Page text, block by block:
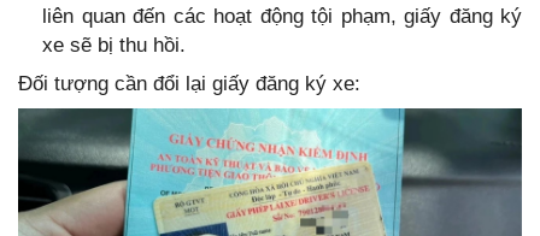
liên quan đến các hoạt động tội phạm, giấy đăng ký
xe sẽ bị thu hồi.
Đối tượng cần đổi lại giấy đăng ký xe: